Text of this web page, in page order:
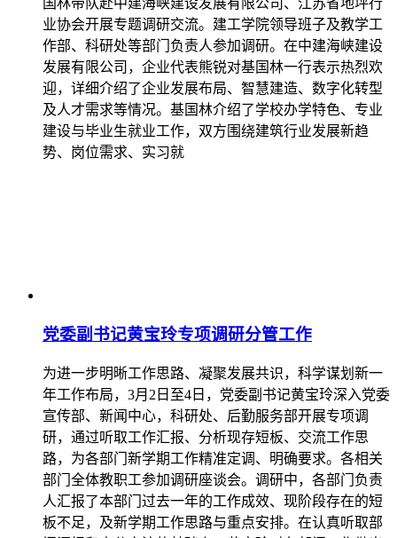
国林带队赴中建海峡建设发展有限公司、江苏省地坪行
业协会开展专题调研交流。建工学院领导班子及教学工
作部、科研处等部门负责人参加调研。在中建海峡建设
发展有限公司，企业代表熊锐对基国林一行表示热烈欢
迎，详细介绍了企业发展布局、智慧建造、数字化转型
及人才需求等情况。基国林介绍了学校办学特色、专业
建设与毕业生就业工作，双方围绕建筑行业发展新趋
势、岗位需求、实习就
党委副书记黄宝玲专项调研分管工作
为进一步明晰工作思路、凝聚发展共识，科学谋划新一
年工作布局，3月2日至4日，党委副书记黄宝玲深入党委
宣传部、新闻中心，科研处、后勤服务部开展专项调
研，通过听取工作汇报、分析现存短板、交流工作思
路，为各部门新学期工作精准定调、明确要求。各相关
部门全体教职工参加调研座谈会。调研中，各部门负责
人汇报了本部门过去一年的工作成效、现阶段存在的短
板不足，及新学期工作思路与重点安排。在认真听取部